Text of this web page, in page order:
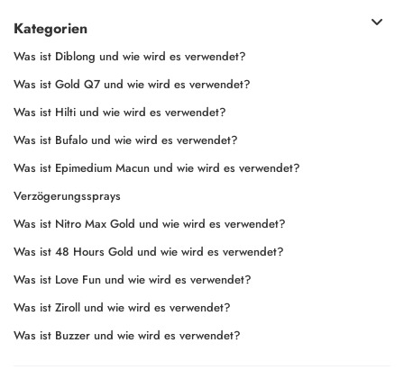
Kategorien
Was ist Diblong und wie wird es verwendet?
Was ist Gold Q7 und wie wird es verwendet?
Was ist Hilti und wie wird es verwendet?
Was ist Bufalo und wie wird es verwendet?
Was ist Epimedium Macun und wie wird es verwendet?
Verzögerungssprays
Was ist Nitro Max Gold und wie wird es verwendet?
Was ist 48 Hours Gold und wie wird es verwendet?
Was ist Love Fun und wie wird es verwendet?
Was ist Ziroll und wie wird es verwendet?
Was ist Buzzer und wie wird es verwendet?